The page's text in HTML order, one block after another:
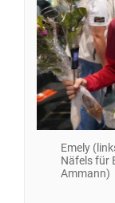
Emely
Näfels für
Ammann)